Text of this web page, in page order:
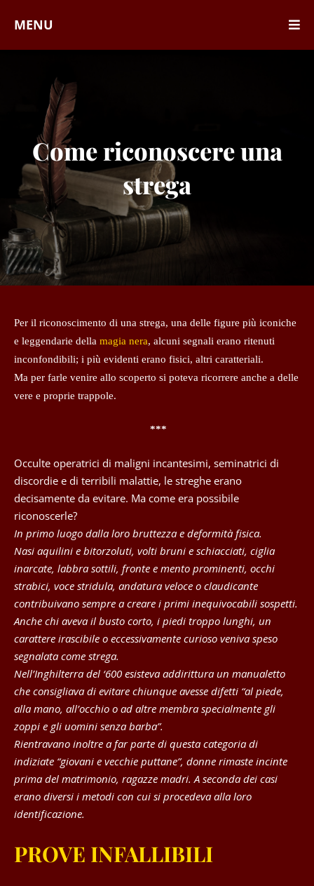
MENU
Come riconoscere una
strega
Per il riconoscimento di una strega, una delle figure più iconiche
e leggendarie della magia nera, alcuni segnali erano ritenuti
inconfondibili; i più evidenti erano fisici, altri caratteriali.
Ma per farle venire allo scoperto si poteva ricorrere anche a delle
vere e proprie trappole.
***
Occulte operatrici di maligni incantesimi, seminatrici di
discordie e di terribili malattie, le streghe erano
decisamente da evitare. Ma come era possibile
riconoscerle?
In primo luogo dalla loro bruttezza e deformità fisica.
Nasi aquilini e bitorzoluti, volti bruni e schiacciati, ciglia
inarcate, labbra sottili, fronte e mento prominenti, occhi
strabici, voce stridula, andatura veloce o claudicante
contribuivano sempre a creare i primi inequivocabili sospetti.
Anche chi aveva il busto corto, i piedi troppo lunghi, un
carattere irascibile o eccessivamente curioso veniva speso
segnalata come strega.
Nell’Inghilterra del ‘600 esisteva addirittura un manualetto
che consigliava di evitare chiunque avesse difetti “al piede,
alla mano, all’occhio o ad altre membra specialmente gli
zoppi e gli uomini senza barba”.
Rientravano inoltre a far parte di questa categoria di
indiziate “giovani e vecchie puttane”, donne rimaste incinte
prima del matrimonio, ragazze madri. A seconda dei casi
erano diversi i metodi con cui si procedeva alla loro
identificazione.
PROVE INFALLIBILI